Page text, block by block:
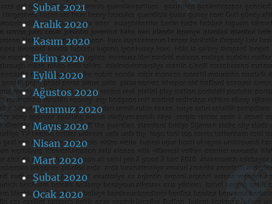
Şubat 2021
Aralık 2020
Kasım 2020
Ekim 2020
Eylül 2020
Ağustos 2020
Temmuz 2020
Mayıs 2020
Nisan 2020
Mart 2020
Şubat 2020
Ocak 2020